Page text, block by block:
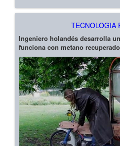
TECNOLOGIA
Ingeniero holandés desarrolla
funciona con metano